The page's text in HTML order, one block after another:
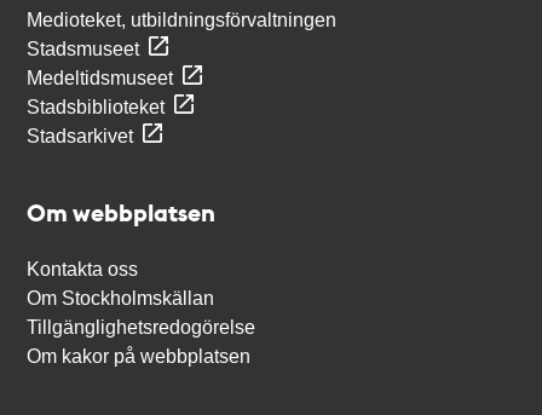
Medioteket, utbildningsförvaltningen
Stadsmuseet
Medeltidsmuseet
Stadsbiblioteket
Stadsarkivet
Om webbplatsen
Kontakta oss
Om Stockholmskällan
Tillgänglighetsredogörelse
Om kakor på webbplatsen